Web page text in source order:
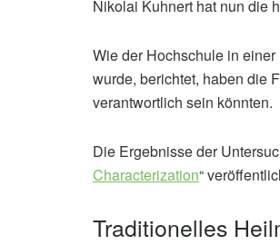
Nikolai Kuhnert hat nun die
Wie der Hochschule in einer
wurde, berichtet, haben die
verantwortlich sein könnten.
Die Ergebnisse der
Characterization“
Traditionelles